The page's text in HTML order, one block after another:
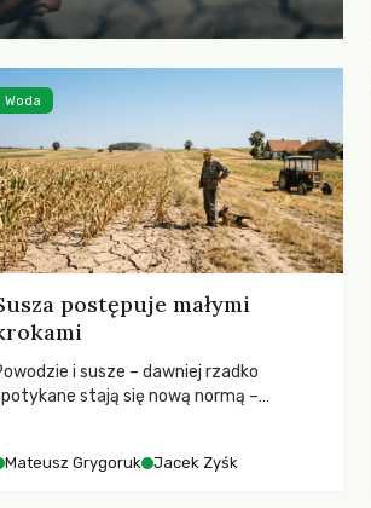
postępuje małymi
i susze – dawniej rzadko
stają się nową normą –
Mateusz Grygoruk Jacek Zyśk
Woda